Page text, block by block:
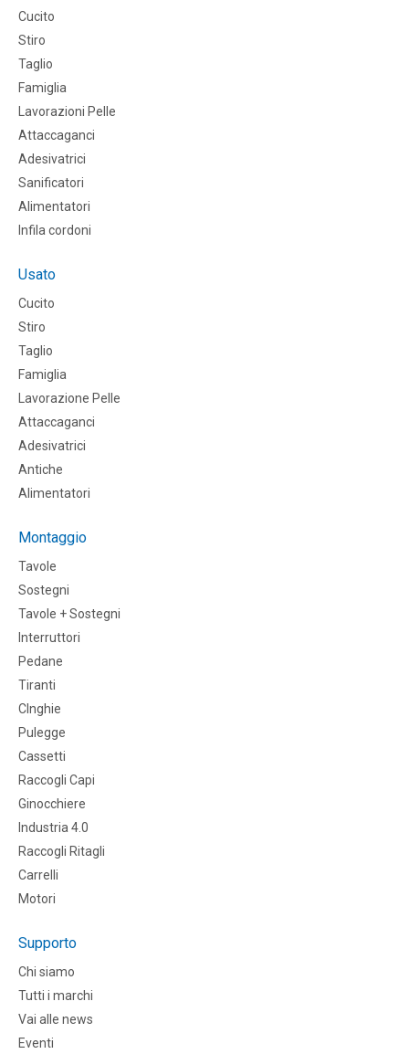
Cucito
Stiro
Taglio
Famiglia
Lavorazioni Pelle
Attaccaganci
Adesivatrici
Sanificatori
Alimentatori
Infila cordoni
Usato
Cucito
Stiro
Taglio
Famiglia
Lavorazione Pelle
Attaccaganci
Adesivatrici
Antiche
Alimentatori
Montaggio
Tavole
Sostegni
Tavole + Sostegni
Interruttori
Pedane
Tiranti
CInghie
Pulegge
Cassetti
Raccogli Capi
Ginocchiere
Industria 4.0
Raccogli Ritagli
Carrelli
Motori
Supporto
Chi siamo
Tutti i marchi
Vai alle news
Eventi